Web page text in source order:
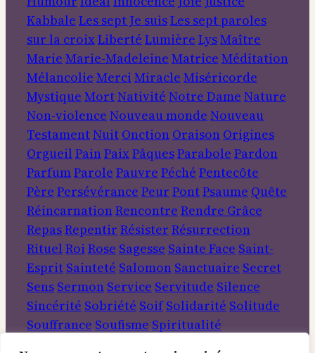
Kabbale Les sept Je suisLes sept paroles
sur la croixLiberté Lumière LysMaître
Marie Marie-Madeleine Matrice Méditation
Mélancolie Merci Miracle Miséricorde
Mystique MortNativité Notre Dame Nature
Non-violence Nouveau monde Nouveau
TestamentNuit Onction Oraison Origines
Orgueil PainPaixPâquesParabole Pardon
ParfumParole Pauvre Péché Pentecôte
Père Persévérance Peur PontPsaume Quête
RéincarnationRencontre Rendre Grâce
RepasRepentir Résister Résurrection
Rituel Roi Rose Sagesse Sainte Face Saint-
Esprit Sainteté Salomon Sanctuaire Secret
Sens Sermon Service Servitude Silence
Sincérité Sobriété Soif Solidarité Solitude
Souffrance Soufisme Spiritualité